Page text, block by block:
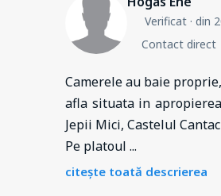
Verificat· din
Contact direct
Camerele au baie
afla situata in
Jepii Mici, Castelul
Pe platoul ...
citește toată descrierea